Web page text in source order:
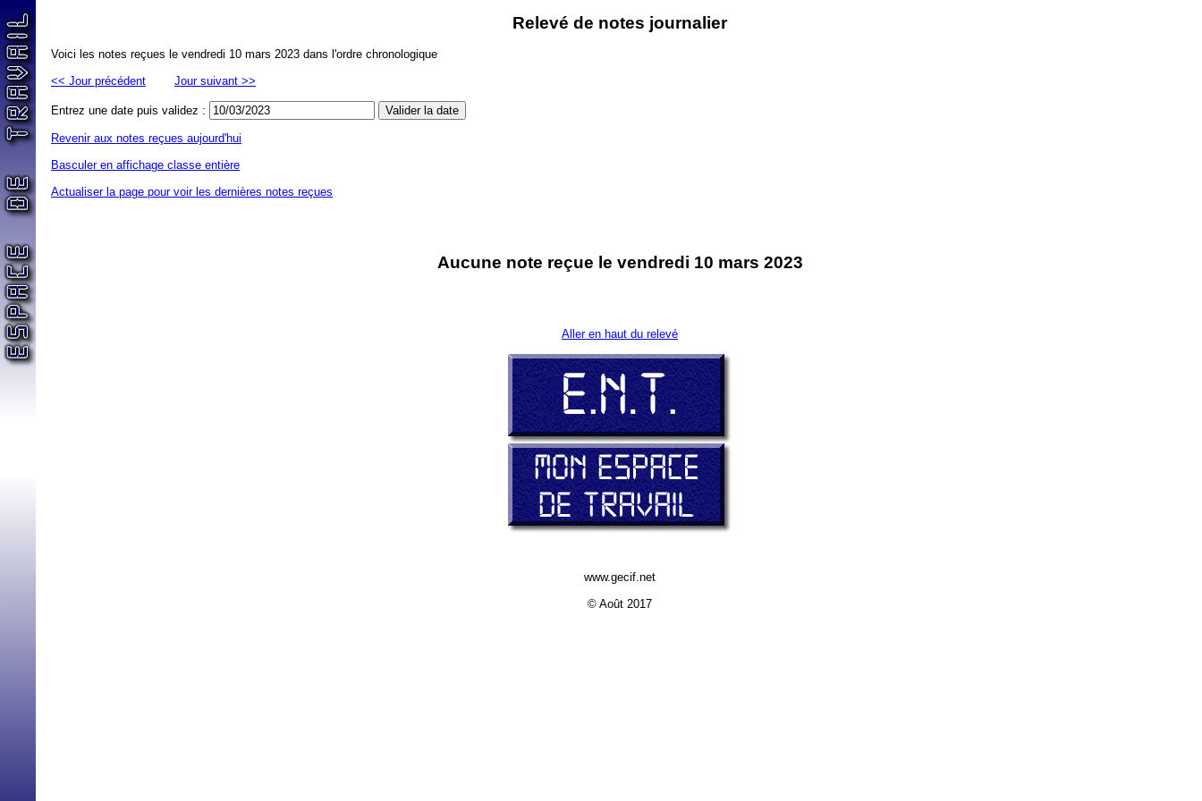
Relevé de notes journalier
Voici les notes reçues le vendredi 10 mars 2023 dans l'ordre chronologique
<< Jour précédent
Jour suivant >>
Entrez une date puis validez :
Revenir aux notes reçues aujourd'hui
Basculer en affichage classe entière
Actualiser la page pour voir les dernières notes reçues
Aucune note reçue le vendredi 10 mars 2023
Aller en haut du relevé
www.gecif.net
© Août 2017